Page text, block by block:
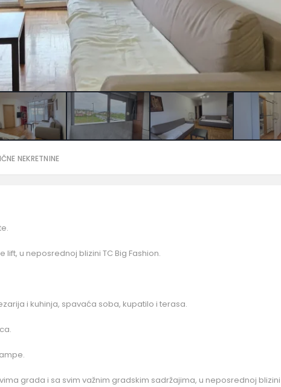
NEKRETNINE
u neposrednoj blizini TC Big Fashion.
i kuhinja, spavaća soba, kupatilo i terasa.
grada i sa svim važnim gradskim sadržajima, u neposrednoj blizini